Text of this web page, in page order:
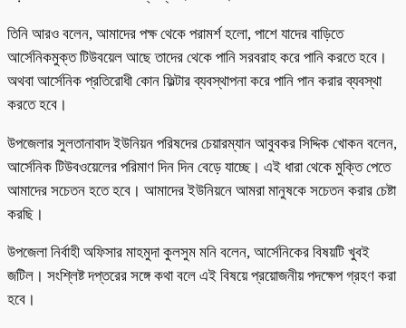
তিনি আরও বলেন, আমাদের পক্ষ থেকে পরামর্শ হলো, পাশে যাদের বাড়িতে
আর্সেনিকমুক্ত টিউবয়েল আছে তাদের থেকে পানি সরবরাহ করে পানি করতে হবে।
অথবা আর্সেনিক প্রতিরোধী কোন ফিল্টার ব্যবস্থাপনা করে পানি পান করার ব্যবস্থা
করতে হবে।
উপজেলার সুলতানাবাদ ইউনিয়ন পরিষদের চেয়ারম্যান আবুবকর সিদ্দিক খোকন বলেন,
আর্সেনিক টিউবওয়েলের পরিমাণ দিন দিন বেড়ে যাচ্ছে। এই ধারা থেকে মুক্তি পেতে
আমাদের সচেতন হতে হবে। আমাদের ইউনিয়নে আমরা মানুষকে সচেতন করার চেষ্টা
করছি।
উপজেলা নির্বাহী অফিসার মাহমুদা কুলসুম মনি বলেন, আর্সেনিকের বিষয়টি খুবই
জটিল। সংশ্লিষ্ট দপ্তরের সঙ্গে কথা বলে এই বিষয়ে প্রয়োজনীয় পদক্ষেপ গ্রহণ করা
হবে।